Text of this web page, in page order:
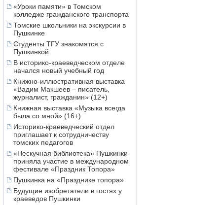
«Уроки памяти» в Томском
колледже гражданского транспорта
Томские школьники на экскурсии в
Пушкинке
Студенты ТГУ знакомятся с
Пушкинкой
В историко-краеведческом отделе
начался новый учебный год
Книжно-иллюстративная выставка
«Вадим Макшеев – писатель,
журналист, гражданин» (12+)
Книжная выставка «Музыка всегда
была со мной» (16+)
Историко-краеведческий отдел
приглашает к сотрудничеству
томских педагогов
«Нескучная библиотека» Пушкинки
приняла участие в международном
фестивале «Праздник Топора»
Пушкинка на «Празднике топора»
Будущие изобретатели в гостях у
краеведов Пушкинки